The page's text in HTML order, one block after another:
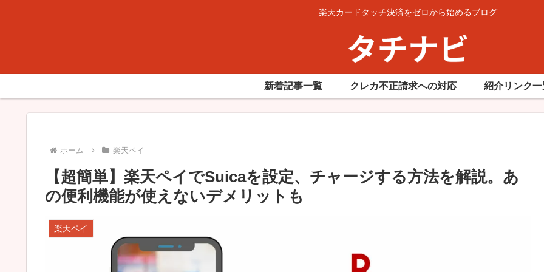
楽天カードタッチ決済をゼロから始めるブログ
新着記事一覧 クレカ不正請求への対応 紹介リンク一
ホーム 楽天ペイ
【超簡単】楽天ペイでSuicaを設定、チャージする方法を解説。あ
の便利機能が使えないデメリットも
楽天ペイ